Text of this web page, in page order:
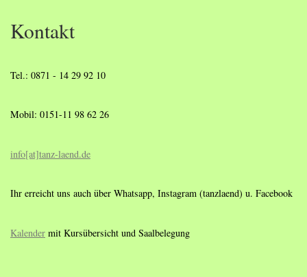
Kontakt
Tel.: 0871 - 14 29 92 10
Mobil: 0151-11 98 62 26
info[at]tanz-laend.de
Ihr erreicht uns auch über Whatsapp, Instagram (tanzlaend) u. Facebook
Kalender mit Kursübersicht und Saalbelegung